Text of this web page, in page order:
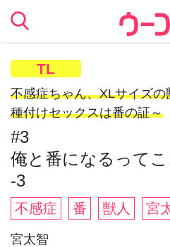
TL
不感症ちゃん、XLサイズ
種付けセックスは番の証～
#3
俺と番になるって
-3
不感症 番 獣人 宮
宮太智